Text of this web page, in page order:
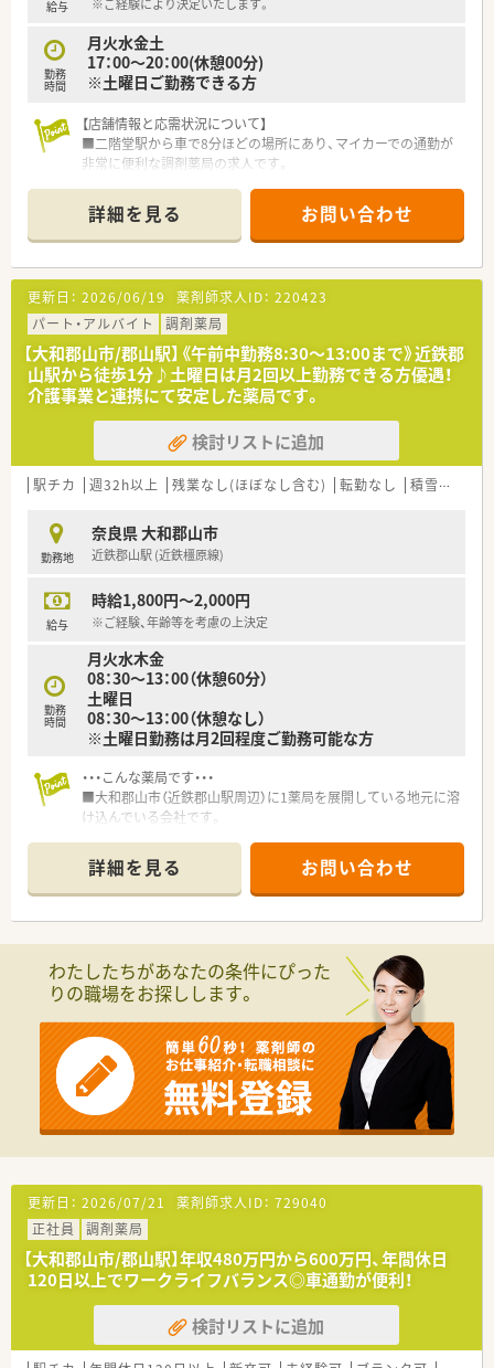
給与 ※ご経験により決定いたします。
勤務
時間
月火水金土
17：00～20：00(休憩00分)
※土曜日ご勤務できる方
【店舗情報と応需状況について】
■二階堂駅から車で8分ほどの場所にあり、マイカーでの通勤が
非常に便利な調剤薬局の求人です。
応需しており、地域医療に貢献できます。
■医薬品の採用品目数は約1000品目と幅広く、様々な症例に触
れながら知識を深めることができる環境です。
【法人特徴について】
■2012年に設立され、県内に複数店舗を展開しながら着実に地
域での信頼と実績を積み重ねている企業です。
■OTC販売や在宅業務にも積極的に取り組んでおり、地域住民の
健康を総合的にサポートしています。
■スタッフ同士の仲が良く風通しの良い社風で、誠実にお応えす
ることをモットーに店舗運営を行っています。
【こんな取り組みをしています】
■地域の患者様に寄り添い、処方箋がなくても気軽に健康相談が
できるような薬局づくりを推進しています。
する費用補助制度などを設けて活動しています。
■経験が浅い業務や不安な点があっても、先輩スタッフが丁寧に
指導しサポートする教育体制を整えています。
詳細を見る お問い合わせ
更新日： 2026/06/19 薬剤師求人ID： 220423
パート・アルバイト
調剤薬局
【大和郡山市/郡山駅】《午前中勤務8:30～13:00まで》近鉄郡
山駅から徒歩1分♪土曜日は月2回以上勤務できる方優遇！
介護事業と連携にて安定した薬局です。
検討リストに追加
駅チカ 週32h以上 残業なし(ほぼなし含む) 転勤なし 積雪なし
勤務地
奈良県 大和郡山市
近鉄郡山駅 (近鉄橿原線)
給与
時給1,800円～2,000円
※ご経験、年齢等を考慮の上決定
勤務
時間
月火水木金
08：30～13：00（休憩60分）
土曜日
08：30～13：00（休憩なし）
※土曜日勤務は月2回程度ご勤務可能な方
・・・こんな薬局です・・・
■大和郡山市（近鉄郡山駅周辺）に1薬局を展開している地元に溶
け込んでいる会社です。
と、非常に地元の患者様を大切にされています。
■社員の定着率抜群！非常に働きやすい環境です。
詳細を見る お問い合わせ
わたしたちがあなたの条件にぴった
りの職場をお探しします。
更新日： 2026/07/21 薬剤師求人ID： 729040
正社員
調剤薬局
【大和郡山市/郡山駅】年収480万円から600万円、年間休日
120日以上でワークライフバランス◎車通勤が便利！
検討リストに追加